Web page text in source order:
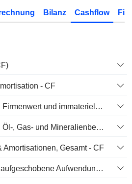
Bilanz Cashflow
- CF
Abschreibung von Firmenwert und immateriellen Vermögenswerten - (CF) - (Modellspezifisch)
Abschreibung von Öl-, Gas- und Mineralienbesitztümern - (CF)
Amortisationen, Gesamt - CF
Abschreibung auf aufgeschobene Aufwendungen, Gesamt - (CF)